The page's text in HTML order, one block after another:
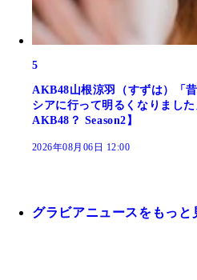
5
AKB48山根涼羽（すずは）「
シアに行って明るくなりまし
AKB48？ Season2】
2026年08月06日 12:00
グラビアニュースをもっと